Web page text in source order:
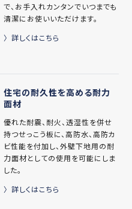
で、お手入れカンタンでいつまでも
清潔にお使いいただけます。
詳しくはこちら
住宅の耐久性を高める耐力
面材
優れた耐震、耐火、透湿性を併せ
持つせっこう板に、高防水、高防カ
ビ性能を付加し、外壁下地用の耐
力面材としての使用を可能にしま
した。
詳しくはこちら